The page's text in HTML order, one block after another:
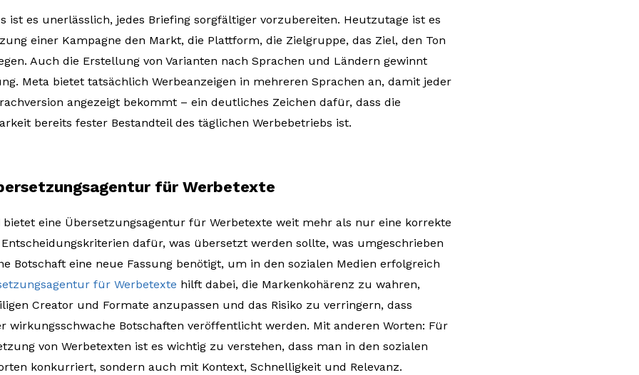
ist es unerlässlich, jedes Briefing sorgfältiger vorzubereiten. Heutzutage ist es
einer Kampagne den Markt, die Plattform, die Zielgruppe, das Ziel, den Ton
Auch die Erstellung von Varianten nach Sprachen und Ländern gewinnt
Meta bietet tatsächlich Werbeanzeigen in mehreren Sprachen an, damit jeder
angezeigt bekommt – ein deutliches Zeichen dafür, dass die
bereits fester Bestandteil des täglichen Werbebetriebs ist.
für Werbetexte
eine Übersetzungsagentur für Werbetexte weit mehr als nur eine korrekte
dafür, was übersetzt werden sollte, was umgeschrieben
Botschaft eine neue Fassung benötigt, um in den sozialen Medien erfolgreich
für Werbetexte hilft dabei, die Markenkohärenz zu wahren,
Creator und Formate anzupassen und das Risiko zu verringern, dass
wirkungsschwache Botschaften veröffentlicht werden. Mit anderen Worten: Für
von Werbetexten ist es wichtig zu verstehen, dass man in den sozialen
konkurriert, sondern auch mit Kontext, Schnelligkeit und Relevanz.